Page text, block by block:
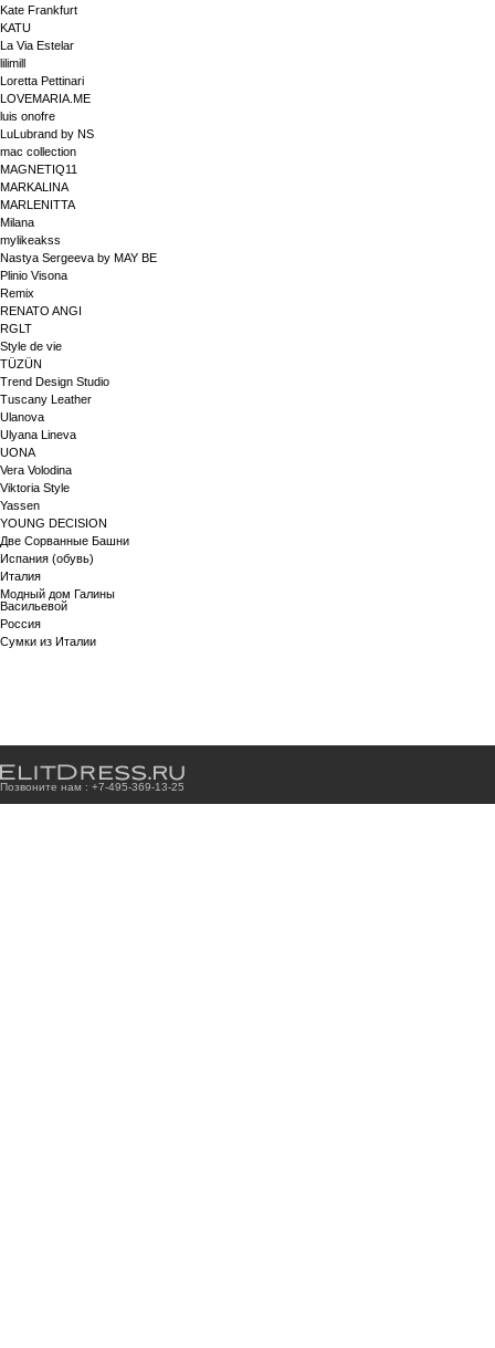
Kate Frankfurt
KATU
La Via Estelar
lilimill
Loretta Pettinari
LOVEMARIA.ME
luis onofre
LuLubrand by NS
mac collection
MAGNETIQ11
MARKALINA
MARLENITTA
Milana
mylikeakss
Nastya Sergeeva by MAY BE
Plinio Visona
Remix
RENATO ANGI
RGLT
Style de vie
TÜZÜN
Trend Design Studio
Tuscany Leather
Ulanova
Ulyana Lineva
UONA
Vera Volodina
Viktoria Style
Yassen
YOUNG DECISION
Две Сорванные Башни
Испания (обувь)
Италия
Модный дом Галины
Васильевой
Россия
Сумки из Италии
Позвоните нам : +7-495-369-13-25